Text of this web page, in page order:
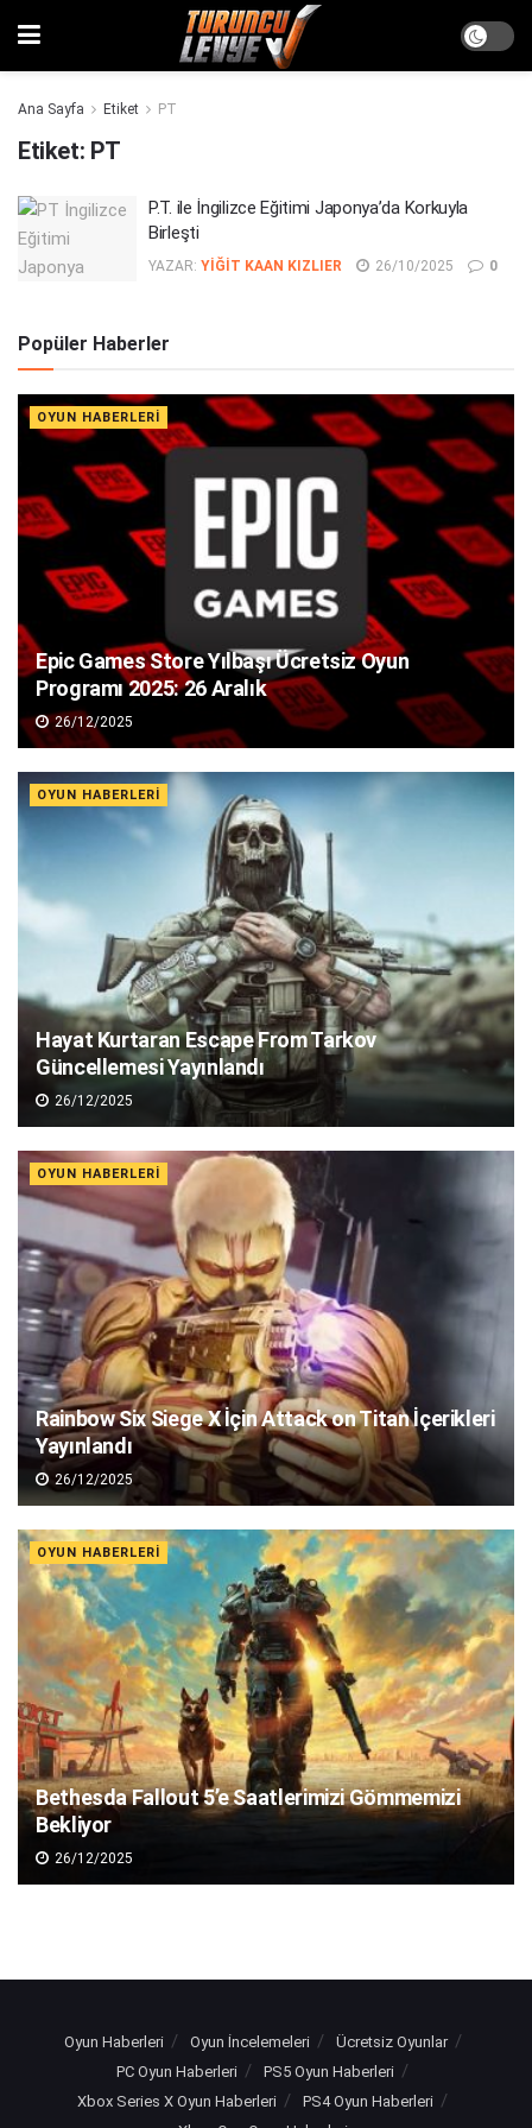
Ana Sayfa Etiket PT
Etiket: PT
P.T. ile İngilizce Eğitimi Japonya’da Korkuyla
Birleşti
YAZAR: YIĞIT KAAN KIZLIER 26/10/2025 0
Popüler Haberler
OYUN HABERLERI
Epic Games Store Yılbaşı Ücretsiz Oyun
Programı 2025: 26 Aralık
26/12/2025
OYUN HABERLERI
Hayat Kurtaran Escape From Tarkov
Güncellemesi Yayınlandı
26/12/2025
OYUN HABERLERI
Rainbow Six Siege X İçin Attack on Titan İçerikleri
Yayınlandı
26/12/2025
OYUN HABERLERI
Bethesda Fallout 5’e Saatlerimizi Gömmemizi
Bekliyor
26/12/2025
Oyun Haberleri Oyun İncelemeleri
Ücretsiz Oyunlar
PC Oyun Haberleri
PS5 Oyun Haberleri
Xbox Series X Oyun Haberleri
PS4 Oyun Haberleri